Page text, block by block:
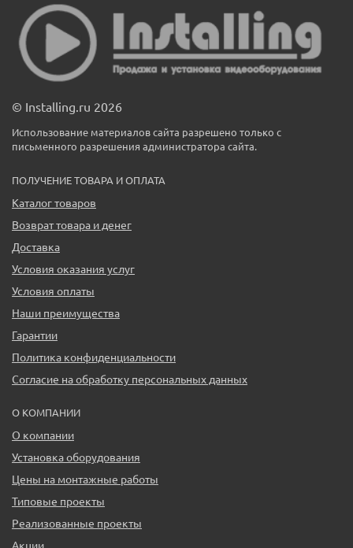
© Installing.ru 2026
Использование материалов сайта разрешено только с
письменного разрешения администратора сайта.
ПОЛУЧЕНИЕ ТОВАРА И ОПЛАТА
Каталог товаров
Возврат товара и денег
Доставка
Условия оказания услуг
Условия оплаты
Наши преимущества
Гарантии
Политика конфиденциальности
Согласие на обработку персональных данных
О КОМПАНИИ
О компании
Установка оборудования
Цены на монтажные работы
Типовые проекты
Реализованные проекты
Акции